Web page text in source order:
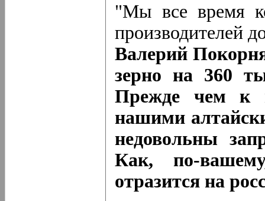
"Мы все время
производителей
Валерий
зерно на 360
Прежде чем к
нашими
недовольны
Как, по-
отразится на